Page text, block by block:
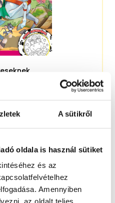
A sütikről
oldala is használ sütiket
és az
Amennyiben
az oldalt teljes